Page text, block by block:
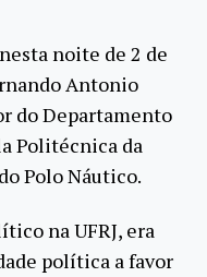
noite de 2 de
Antonio
do Departamento
Politécnica da
Polo Náutico.
na UFRJ, era
política a favor